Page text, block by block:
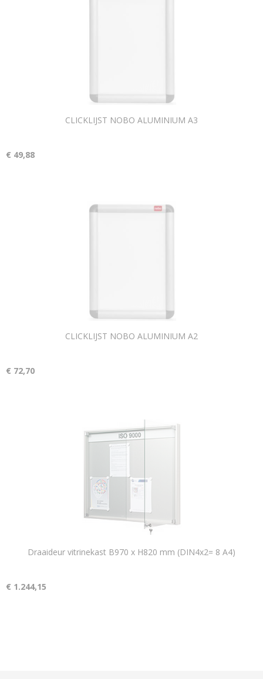
CLICKLIJST NOBO ALUMINIUM A3
€ 49,88
CLICKLIJST NOBO ALUMINIUM A2
€ 72,70
Draaideur vitrinekast B970 x H820 mm (DIN4x2= 8 A4)
€ 1.244,15